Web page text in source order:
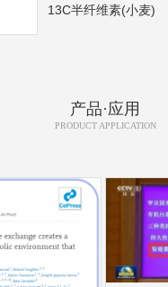
13C半纤维素(小麦)
产品·应用
PRODUCT APPLICATION